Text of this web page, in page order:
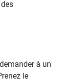
à un
le